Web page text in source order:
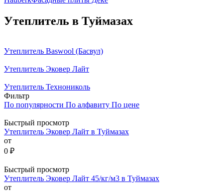
Утеплитель в Туймазах
Утеплитель Baswool (Басвул)
Утеплитель Эковер Лайт
Утеплитель Технониколь
Фильтр
По популярности По алфавиту По цене
Быстрый просмотр
Утеплитель Эковер Лайт в Туймазах
от
0 ₽
Быстрый просмотр
Утеплитель Эковер Лайт 45/кг/м3 в Туймазах
от